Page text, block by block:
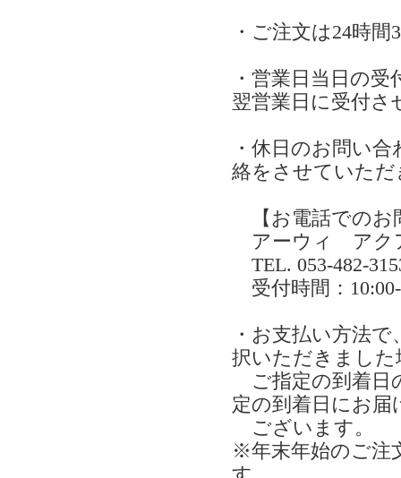
・ご注文は24時
・営業日当日の
翌営業日に受付
・休日のお問い
絡をさせていただ
【お電話でのお
アーウィ アク
TEL. 053-482-
受付時間：
・お支払い方法
択いただきました
ご指定の到着日
定の到着日にお
ございます。
※年末年始のご注